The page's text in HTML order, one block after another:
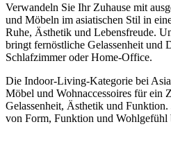
Verwandeln Sie Ihr Zuhause mit
und Möbeln im asiatischen Stil in
Ruhe, Ästhetik und Lebensfreude.
bringt fernöstliche Gelassenheit und
Schlafzimmer oder Home-Office.
Die Indoor-Living-Kategorie bei
Möbel und Wohnaccessoires für ein
Gelassenheit, Ästhetik und
von Form, Funktion und Wohlgefühl